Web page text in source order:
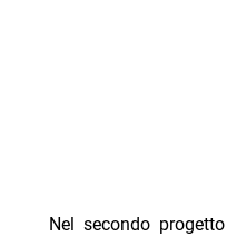
Nel secondo